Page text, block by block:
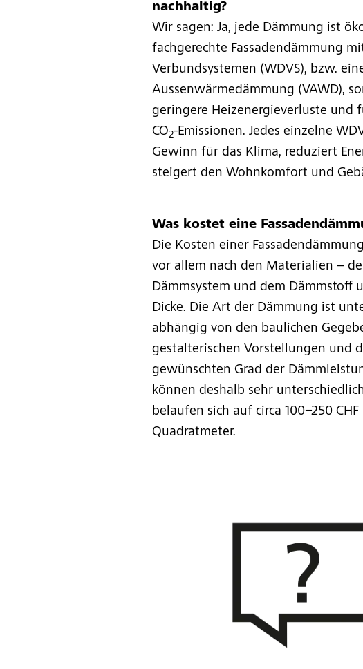
nachhaltig?
Wir sagen: Ja, jede Dämmung ist
fachgerechte Fassadendämmung
Verbundsystemen (WDVS), bzw.
Aussenwärmedämmung (VAWD),
geringere Heizenergieverluste und
CO2-Emissionen. Jedes einzelne
Gewinn für das Klima, reduziert
steigert den Wohnkomfort und
Was kostet eine
Die Kosten einer
vor allem nach den Materialien –
Dämmsystem und dem Dämmstoff
Dicke. Die Art der Dämmung ist
abhängig von den baulichen
gestalterischen Vorstellungen und
gewünschten Grad der
können deshalb sehr
belaufen sich auf circa 100–250 CHF
Quadratmeter.